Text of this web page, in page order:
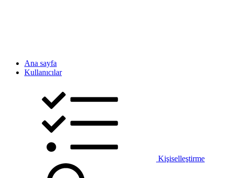
Ana sayfa
Kullanıcılar
Kişiselleştirme